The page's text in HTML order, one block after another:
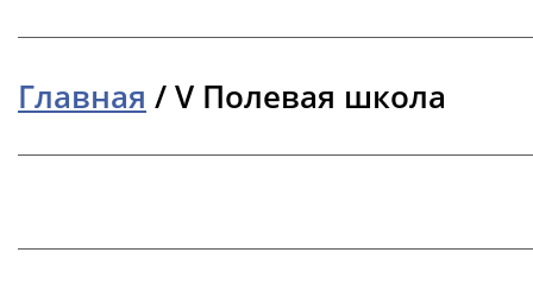
Главная /V Полевая школа